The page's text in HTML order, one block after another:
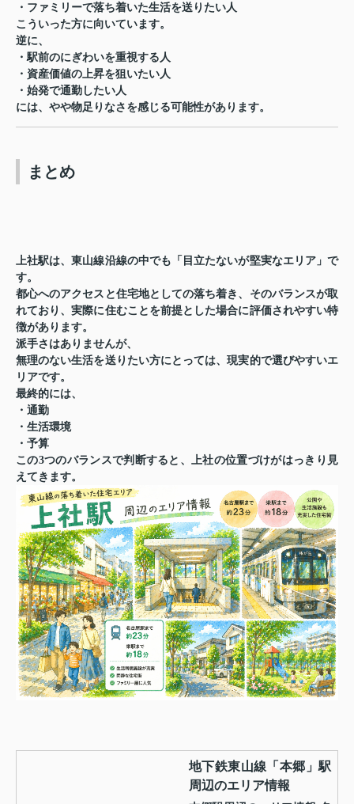
・ファミリーで落ち着いた生活を送りたい人
こういった方に向いています。
逆に、
・駅前のにぎわいを重視する人
・資産価値の上昇を狙いたい人
・始発で通勤したい人
には、やや物足りなさを感じる可能性があります。
まとめ
上社駅は、東山線沿線の中でも「目立たないが堅実なエリア」で
す。
都心へのアクセスと住宅地としての落ち着き、そのバランスが取
れており、実際に住むことを前提とした場合に評価されやすい特
徴があります。
派手さはありませんが、
無理のない生活を送りたい方にとっては、現実的で選びやすいエ
リアです。
最終的には、
・通勤
・生活環境
・予算
この3つのバランスで判断すると、上社の位置づけがはっきり見
えてきます。
地下鉄東山線「本郷」駅
周辺のエリア情報